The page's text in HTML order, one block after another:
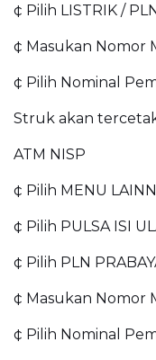
¢ Pilih LISTRIK /
¢ Masukan Nomor
¢ Pilih Nominal
Struk akan
ATM NISP
¢ Pilih MENU
¢ Pilih PULSA ISI
¢ Pilih PLN
¢ Masukan Nomor
¢ Pilih Nominal